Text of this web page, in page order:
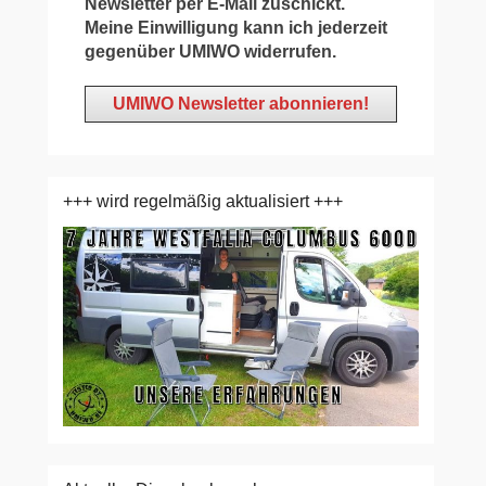
Meine Einwilligung kann ich jederzeit
gegenüber UMIWO widerrufen.
+++ wird regelmäßig aktualisiert +++